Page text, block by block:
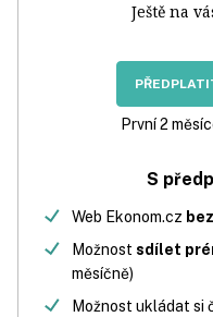
Ještě na
První 2
S
Web Ekonom.cz
Možnost sdílet
měsíčně)
Možnost ukládat si